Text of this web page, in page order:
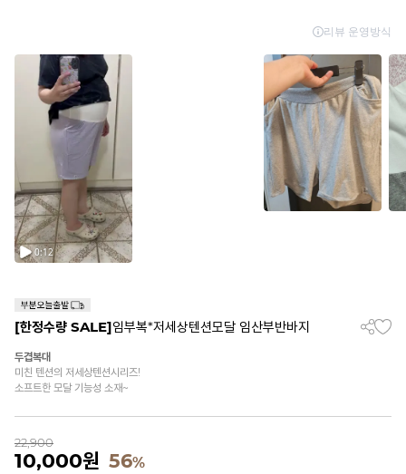
[한정수량 SALE]임부복*저세상텐션모달 임산부반바지
두겹복대
미친 텐션의 저세상텐션시리즈!
소프트한 모달 기능성 소재~
22,900
10,000원 56%